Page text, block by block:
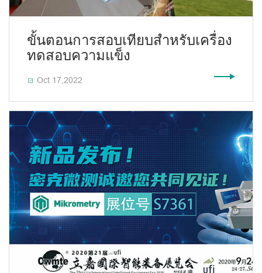
ขั้นตอนการสอบเทียบสำหรับเครื่อง
ทดสอบความแข็ง
 Oct 17,2022